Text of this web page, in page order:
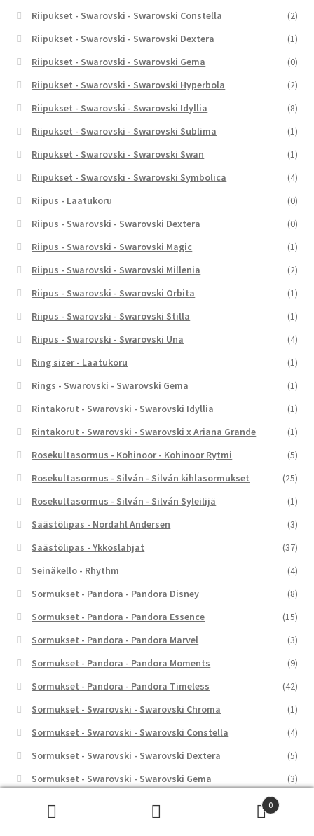
Riipukset - Swarovski - Swarovski Constella
(2)
Riipukset - Swarovski - Swarovski Dextera
(1)
Riipukset - Swarovski - Swarovski Gema
(0)
Riipukset - Swarovski - Swarovski Hyperbola
(2)
Riipukset - Swarovski - Swarovski Idyllia
(8)
Riipukset - Swarovski - Swarovski Sublima
(1)
Riipukset - Swarovski - Swarovski Swan
(1)
Riipukset - Swarovski - Swarovski Symbolica
(4)
Riipus - Laatukoru
(0)
Riipus - Swarovski - Swarovski Dextera
(0)
Riipus - Swarovski - Swarovski Magic
(1)
Riipus - Swarovski - Swarovski Millenia
(2)
Riipus - Swarovski - Swarovski Orbita
(1)
Riipus - Swarovski - Swarovski Stilla
(1)
Riipus - Swarovski - Swarovski Una
(4)
Ring sizer - Laatukoru
(1)
Rings - Swarovski - Swarovski Gema
(1)
Rintakorut - Swarovski - Swarovski Idyllia
(1)
Rintakorut - Swarovski - Swarovski x Ariana Grande
(1)
Rosekultasormus - Kohinoor - Kohinoor Rytmi
(5)
Rosekultasormus - Silván - Silván kihlasormukset
(25)
Rosekultasormus - Silván - Silván Syleilijä
(1)
Säästölipas - Nordahl Andersen
(3)
Säästölipas - Ykköslahjat
(37)
Seinäkello - Rhythm
(4)
Sormukset - Pandora - Pandora Disney
(8)
Sormukset - Pandora - Pandora Essence
(15)
Sormukset - Pandora - Pandora Marvel
(3)
Sormukset - Pandora - Pandora Moments
(9)
Sormukset - Pandora - Pandora Timeless
(42)
Sormukset - Swarovski - Swarovski Chroma
(1)
Sormukset - Swarovski - Swarovski Constella
(4)
Sormukset - Swarovski - Swarovski Dextera
(5)
Sormukset - Swarovski - Swarovski Gema
(3)
0